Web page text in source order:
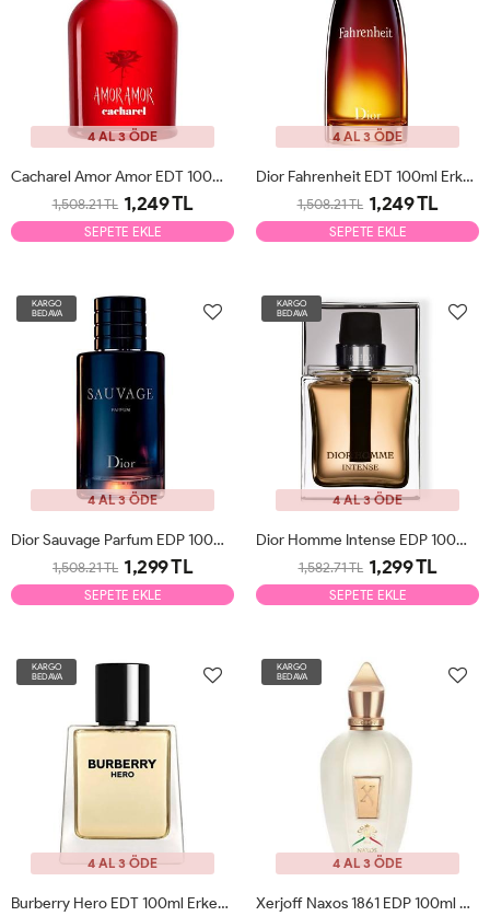
4 AL 3 ÖDE
Cacharel Amor Amor EDT 100ml Kadın Parfüm Tester
1,508.21 TL 1,249 TL
SEPETE EKLE
4 AL 3 ÖDE
Dior Fahrenheit EDT 100ml Erkek Parfüm Tester
1,508.21 TL 1,249 TL
SEPETE EKLE
KARGO
BEDAVA
4 AL 3 ÖDE
Dior Sauvage Parfum EDP 100ml Erkek Parfüm Tester
1,508.21 TL 1,299 TL
SEPETE EKLE
KARGO
BEDAVA
4 AL 3 ÖDE
Dior Homme Intense EDP 100ml Erkek Parfüm Tester
1,582.71 TL 1,299 TL
SEPETE EKLE
KARGO
BEDAVA
4 AL 3 ÖDE
Burberry Hero EDT 100ml Erkek Parfüm Tester
KARGO
BEDAVA
4 AL 3 ÖDE
Xerjoff Naxos 1861 EDP 100ml Unisex Parfüm Tester